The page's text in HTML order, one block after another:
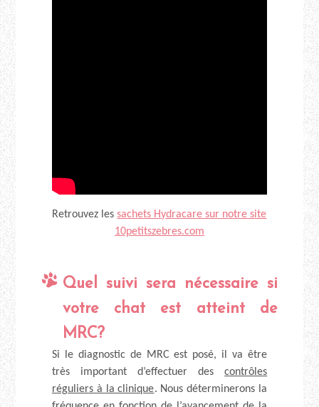
Retrouvez lessachets Hydracare sur notre site
10petitszebres.com
Quel suivi sera nécessaire si
votre chat est atteint de
MRC?
Si le diagnostic de MRC est posé, il va être
très important d’effectuer descontrôles
réguliers à la clinique. Nous déterminerons la